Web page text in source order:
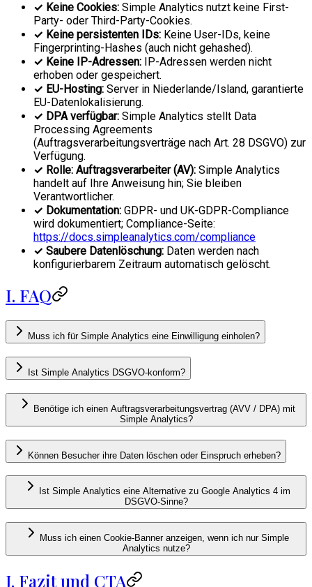
✓ Keine Cookies: Simple Analytics nutzt keine First-
Party- oder Third-Party-Cookies.
✓ Keine persistenten IDs: Keine User-IDs, keine
Fingerprinting-Hashes (auch nicht gehashed).
✓ Keine IP-Adressen: IP-Adressen werden nicht
erhoben oder gespeichert.
✓ EU-Hosting: Server in Niederlande/Island, garantierte
EU-Datenlokalisierung.
✓ DPA verfügbar: Simple Analytics stellt Data
Processing Agreements
(Auftragsverarbeitungsverträge nach Art. 28 DSGVO) zur
Verfügung.
✓ Rolle: Auftragsverarbeiter (AV): Simple Analytics
handelt auf Ihre Anweisung hin; Sie bleiben
Verantwortlicher.
✓ Dokumentation: GDPR- und UK-GDPR-Compliance
wird dokumentiert; Compliance-Seite:
https://docs.simpleanalytics.com/compliance
✓ Saubere Datenlöschung: Daten werden nach
konfigurierbarem Zeitraum automatisch gelöscht.
I. FAQ
Muss ich für Simple Analytics eine Einwilligung einholen?
Ist Simple Analytics DSGVO-konform?
Benötige ich einen Auftragsverarbeitungsvertrag (AVV / DPA) mit
Simple Analytics?
Können Besucher ihre Daten löschen oder Einspruch erheben?
Ist Simple Analytics eine Alternative zu Google Analytics 4 im
DSGVO-Sinne?
Muss ich einen Cookie-Banner anzeigen, wenn ich nur Simple
Analytics nutze?
J. Fazit und CTA